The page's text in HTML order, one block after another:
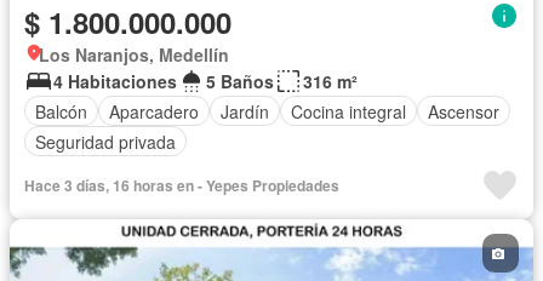
$ 1.800.000.000
Los Naranjos, Medellín
4 Habitaciones
5 Baños
316 m²
Balcón
Aparcadero Jardín Cocina integral
Ascensor
Seguridad privada
Hace 3 días, 16 horas en - Yepes Propiedades